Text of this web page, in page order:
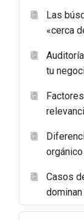
Las
«cerca
tu
orgánico
Casos